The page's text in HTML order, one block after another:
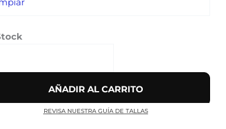
AÑADIR AL CARRITO
REVISA NUESTRA GUÍA DE TALLAS